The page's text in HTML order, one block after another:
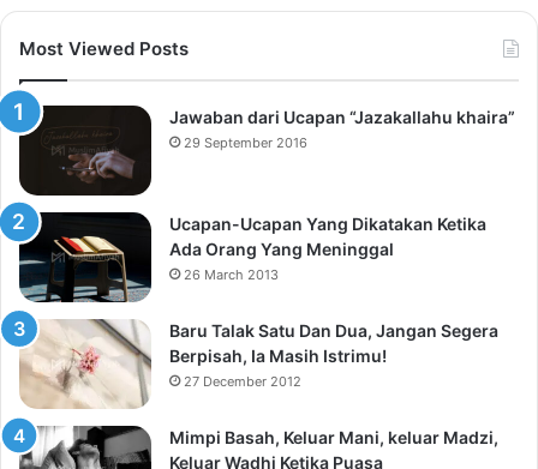
Most Viewed Posts
Jawaban dari Ucapan “Jazakallahu khaira”
29 September 2016
Ucapan-Ucapan Yang Dikatakan Ketika
Ada Orang Yang Meninggal
26 March 2013
Baru Talak Satu Dan Dua, Jangan Segera
Berpisah, Ia Masih Istrimu!
27 December 2012
Mimpi Basah, Keluar Mani, keluar Madzi,
Keluar Wadhi Ketika Puasa